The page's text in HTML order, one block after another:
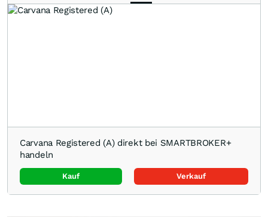
Carvana Registered (A) direkt bei SMARTBROKER+
handeln
Kauf Verkauf